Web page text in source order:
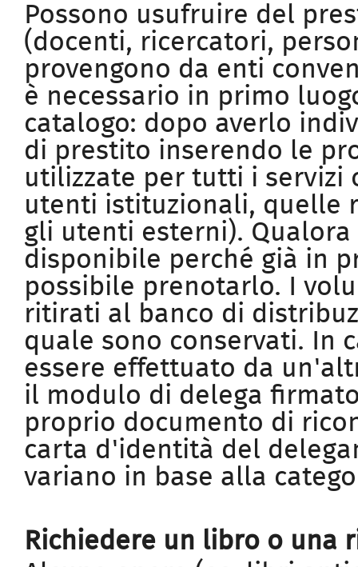
Possono usufruire del
(docenti, ricercatori,
provengono da enti
è necessario in primo
catalogo: dopo averlo
di prestito inserendo le
utilizzate per tutti i servizi
utenti istituzionali, quelle
gli utenti esterni).
disponibile perché già in
possibile prenotarlo. I
ritirati al banco di
quale sono conservati. In
essere effettuato da
il modulo di delega
proprio documento di
carta d'identità del
variano in base alla
Richiedere un libro o una